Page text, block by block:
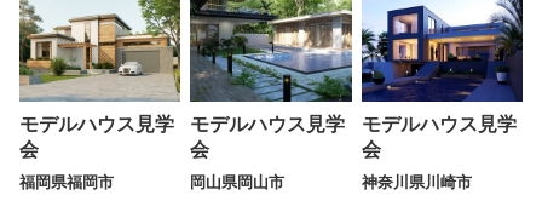
モデルハウス見学
会
福岡県福岡市
モデルハウス見学
会
岡山県岡山市
モデルハウス見学
会
神奈川県川崎市